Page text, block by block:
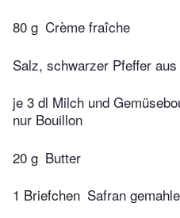
80 g Crème fraîche
Salz, schwarzer Pfeffer
je 3 dl Milch und
nur Bouillon
20 g Butter
1 Briefchen Safran